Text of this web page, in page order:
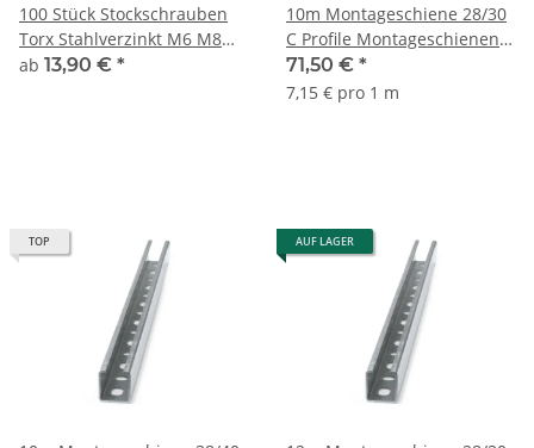
100 Stück Stockschrauben
Torx Stahlverzinkt M6 M8
M10 M12 Länge 50mm bis
ab 13,90 € *
10m Montageschiene 28/30
C Profile Montageschienen
Metallschiene Lochschiene
71,50 € *
7,15 € pro 1 m
TOP AUF LAGER